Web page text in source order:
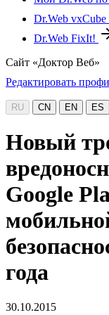
Dr.Web vxCube
Dr.Web FixIt!
Сайт «Доктор Веб»
Редактировать
RU CN EN ES
Новый
Google
года
30.10.2015